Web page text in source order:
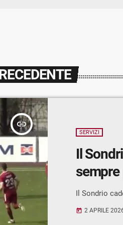
insert_link
SERVIZI
Il
Il Sondrio
today 2 APRILE